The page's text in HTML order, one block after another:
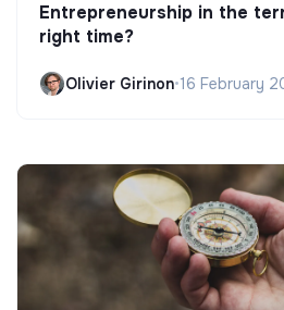
Entrepreneurship in the
right time?
Olivier Girinon•16 February